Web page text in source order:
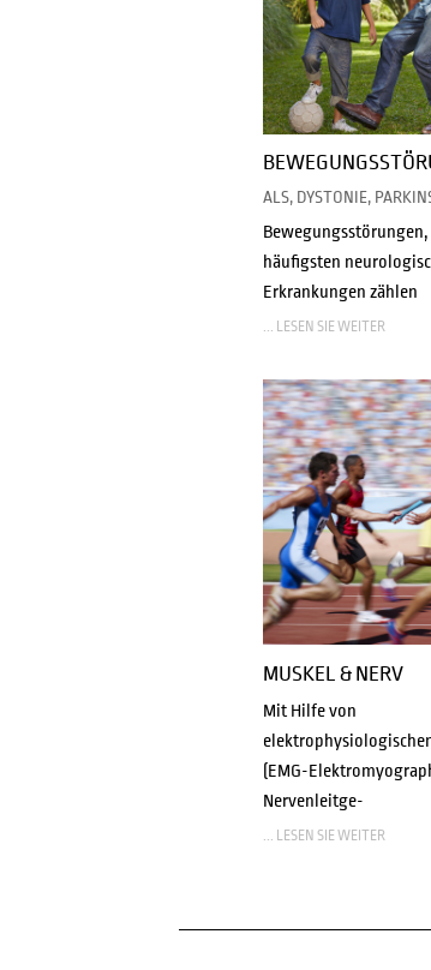
ALS, DYSTONIE,
Bewegungsstörungen,
häufigsten
Erkrankungen zählen
... LESEN SIE WEITER
MUSKEL & NERV
Mit Hilfe von
(EMG-
Nervenleitge-
... LESEN SIE WEITER